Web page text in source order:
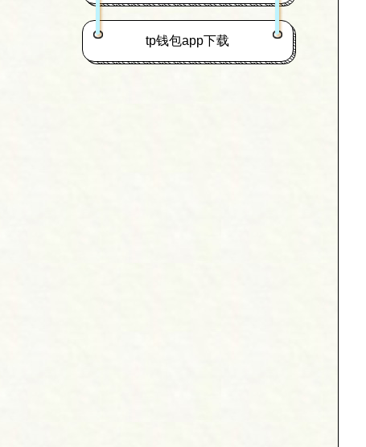
tp钱包app下载